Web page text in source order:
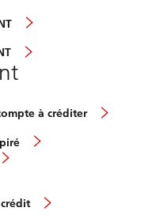
à créditer